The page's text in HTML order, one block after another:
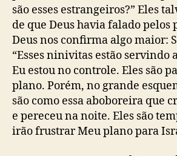
são esses estrangeiros?” Eles
de que Deus havia falado pelos
Deus nos confirma algo maior:
“Esses ninivitas estão servindo
Eu estou no controle. Eles são
plano. Porém, no grande
são como essa aboboreira que
e pereceu na noite. Eles são
irão frustrar Meu plano para